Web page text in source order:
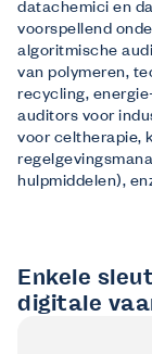
datachemici en
voorspellend
algoritmische
van polymeren,
recycling,
auditors voor
voor celtherapie,
hulpmiddelen),
Enkele
digitale